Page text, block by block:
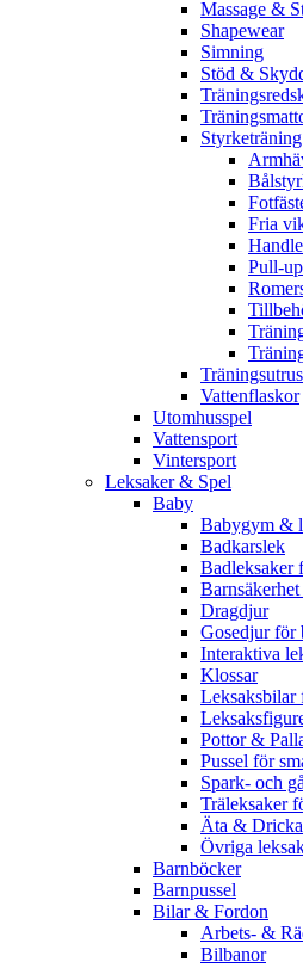
Massage &
Shapewear
Simning
Stöd &
Styrketräning
Fria
Pull-up
Vattenflaskor
Utomhusspel
Vattensport
Vintersport
Leksaker & Spel
Baby
Babygym &
Badkarslek
Badleksaker
Dragdjur
Gosedjur för
Interaktiva
Klossar
Leksaksbilar
Pottor &
Pussel för
Spark- och
Träleksaker
Äta & Dricka
Övriga
Barnböcker
Barnpussel
Bilar & Fordon
Arbets- &
Bilbanor